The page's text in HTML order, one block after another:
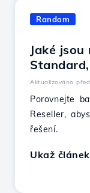
Random
Jaké
Aktualizováno
Porovnejte
Reseller,
řešení.
Ukaž článek